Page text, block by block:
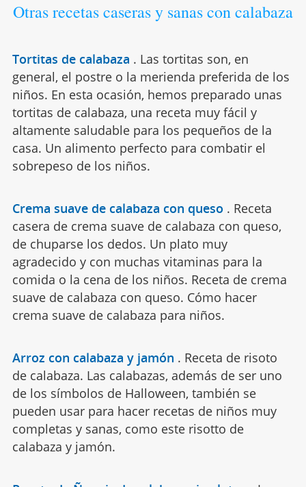
Otras recetas caseras y sanas con calabaza
Tortitas de calabaza . Las tortitas son, en
general, el postre o la merienda preferida de los
niños. En esta ocasión, hemos preparado unas
tortitas de calabaza, una receta muy fácil y
altamente saludable para los pequeños de la
casa. Un alimento perfecto para combatir el
sobrepeso de los niños.
Crema suave de calabaza con queso . Receta
casera de crema suave de calabaza con queso,
de chuparse los dedos. Un plato muy
agradecido y con muchas vitaminas para la
comida o la cena de los niños. Receta de crema
suave de calabaza con queso. Cómo hacer
crema suave de calabaza para niños.
Arroz con calabaza y jamón . Receta de risoto
de calabaza. Las calabazas, además de ser uno
de los símbolos de Halloween, también se
pueden usar para hacer recetas de niños muy
completas y sanas, como este risotto de
calabaza y jamón.